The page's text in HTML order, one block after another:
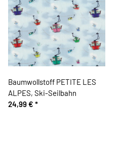
Baumwollstoff PETITE LES
ALPES, Ski-Seilbahn
24,99 € *